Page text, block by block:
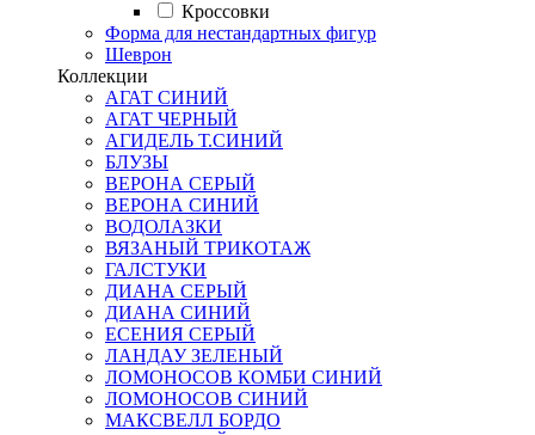
Кроссовки
Форма для нестандартных фигур
Шеврон
Коллекции
АГАТ СИНИЙ
АГАТ ЧЕРНЫЙ
АГИДЕЛЬ Т.СИНИЙ
БЛУЗЫ
ВЕРОНА СЕРЫЙ
ВЕРОНА СИНИЙ
ВОДОЛАЗКИ
ВЯЗАНЫЙ ТРИКОТАЖ
ГАЛСТУКИ
ДИАНА СЕРЫЙ
ДИАНА СИНИЙ
ЕСЕНИЯ СЕРЫЙ
ЛАНДАУ ЗЕЛЕНЫЙ
ЛОМОНОСОВ КОМБИ СИНИЙ
ЛОМОНОСОВ СИНИЙ
МАКСВЕЛЛ БОРДО